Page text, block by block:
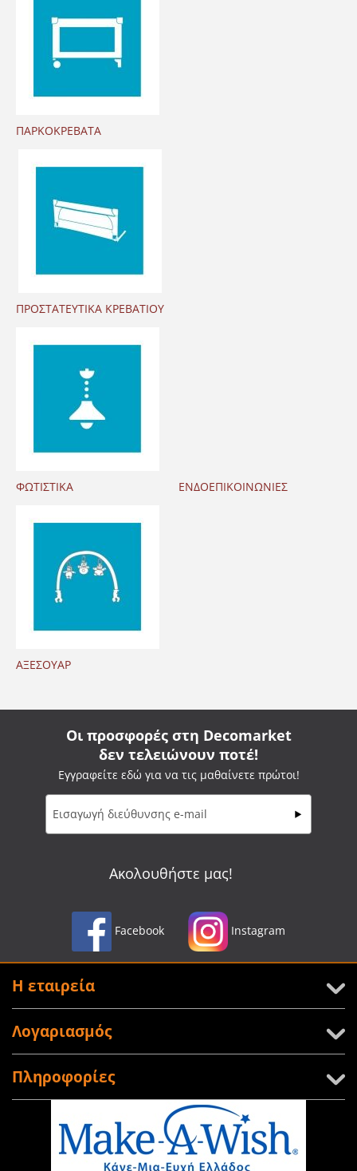
ΠΑΡΚΟΚΡΕΒΑΤΑ
ΠΡΟΣΤΑΤΕΥΤΙΚΑ ΚΡΕΒΑΤΙΟΥ
ΦΩΤΙΣΤΙΚΑ ΕΝΔΟΕΠΙΚΟΙΝΩΝΙΕΣ
ΑΞΕΣΟΥΑΡ
Οι προσφορές στη Decomarket
δεν τελειώνουν ποτέ!
Εγγραφείτε εδώ για να τις μαθαίνετε πρώτοι!
Ακολουθήστε μας!
Facebook Instagram
Η εταιρεία
Λογαριασμός
Πληροφορίες